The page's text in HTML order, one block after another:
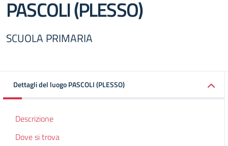
PASCOLI (PLESSO)
SCUOLA PRIMARIA
Dettagli del luogo PASCOLI (PLESSO)
Descrizione
Dove si trova